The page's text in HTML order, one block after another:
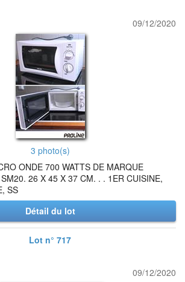
09/12/2020
3 photo(s)
ONDE 700 WATTS DE MARQUE
26 X 45 X 37 CM. . . 1ER CUISINE,
SS
Détail du lot
Lot n° 717
09/12/2020